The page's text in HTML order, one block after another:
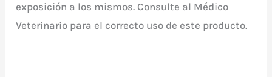
exposición a los mismos. Consulte al Médico
Veterinario para el correcto uso de este producto.